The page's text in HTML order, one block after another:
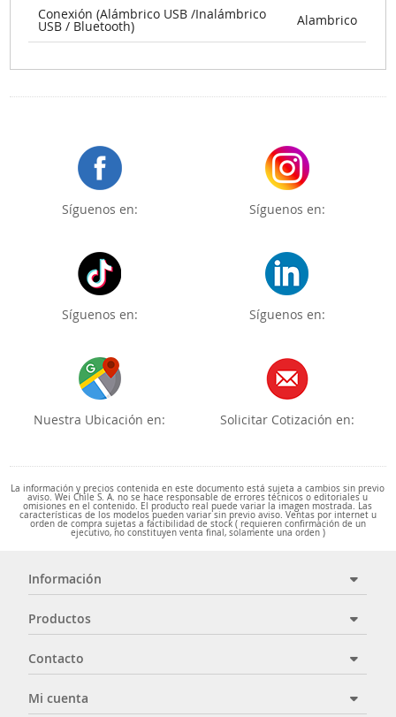
Conexión (Alámbrico USB /Inalámbrico
USB / Bluetooth) Alambrico
Síguenos en: Síguenos en:
Síguenos en: Síguenos en:
Nuestra Ubicación en: Solicitar Cotización en:
La información y precios contenida en este documento está sujeta a cambios sin previo
aviso. Wei Chile S. A. no se hace responsable de errores técnicos o editoriales u
omisiones en el contenido. El producto real puede variar la imagen mostrada. Las
características de los modelos pueden variar sin previo aviso. Ventas por internet u
orden de compra sujetas a factibilidad de stock ( requieren confirmación de un
ejecutivo, no constituyen venta final, solamente una orden )
Información
Productos
Contacto
Mi cuenta